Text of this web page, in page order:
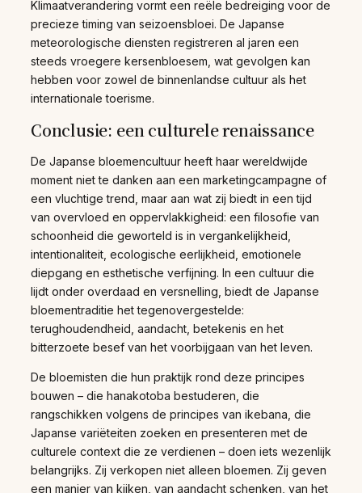
Klimaatverandering vormt een reële bedreiging voor de
precieze timing van seizoensbloei. De Japanse
meteorologische diensten registreren al jaren een
steeds vroegere kersenbloesem, wat gevolgen kan
hebben voor zowel de binnenlandse cultuur als het
internationale toerisme.
Conclusie: een culturele renaissance
De Japanse bloemencultuur heeft haar wereldwijde
moment niet te danken aan een marketingcampagne of
een vluchtige trend, maar aan wat zij biedt in een tijd
van overvloed en oppervlakkigheid: een filosofie van
schoonheid die geworteld is in vergankelijkheid,
intentionaliteit, ecologische eerlijkheid, emotionele
diepgang en esthetische verfijning. In een cultuur die
lijdt onder overdaad en versnelling, biedt de Japanse
bloementraditie het tegenovergestelde:
terughoudendheid, aandacht, betekenis en het
bitterzoete besef van het voorbijgaan van het leven.
De bloemisten die hun praktijk rond deze principes
bouwen – die hanakotoba bestuderen, die
rangschikken volgens de principes van ikebana, die
Japanse variëteiten zoeken en presenteren met de
culturele context die ze verdienen – doen iets wezenlijk
belangrijks. Zij verkopen niet alleen bloemen. Zij geven
een manier van kijken, van aandacht schenken, van het